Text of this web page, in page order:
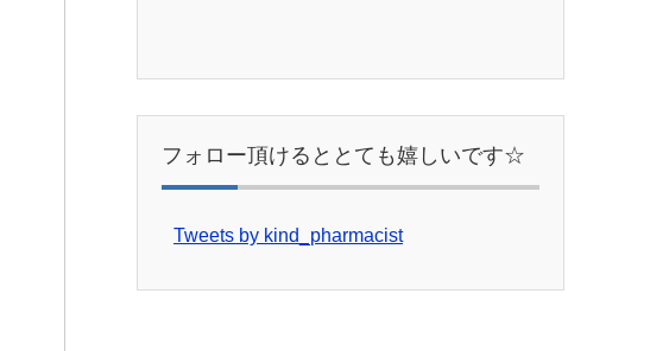
フォロー頂けるととても嬉しいです☆
Tweets by kind_pharmacist